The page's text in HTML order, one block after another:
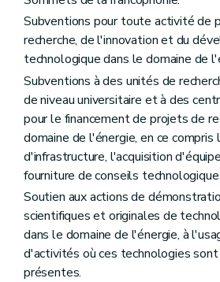
Subventions pour toute activité de
recherche, de l'innovation et du
technologique dans le domaine de
Subventions à des unités de
de niveau universitaire et à des
pour le financement de projets de
domaine de l'énergie, en ce
d'infrastructure, l'acquisition
fourniture de conseils
Soutien aux actions de
scientifiques et originales de
dans le domaine de l'énergie, à
d'activités où ces technologies
présentes.